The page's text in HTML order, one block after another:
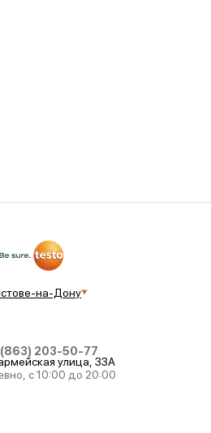
на-Дону
(863) 203-50-77
улица, 33А
с 10:00 до 20:00